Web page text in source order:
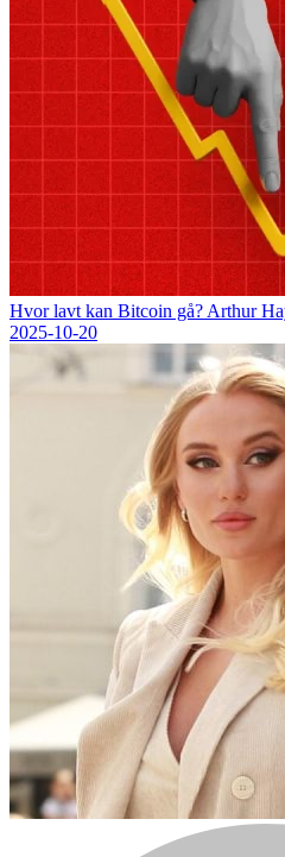
Hvor lavt kan Bitcoin gå? Arthur
2025-10-20